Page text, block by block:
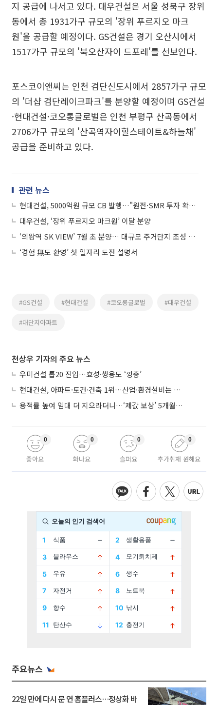
지 공급에 나서고 있다. 대우건설은 서울 성북구 장위
동에서 총 1931가구 규모의 '장위 푸르지오 마크
원'을 공급할 예정이다. GS건설은 경기 오산시에서
1517가구 규모의 '북오산자이 드포레'를 선보인다.
포스코이앤씨는 인천 검단신도시에서 2857가구 규모
의 '더샵 검단레이크파크'를 분양할 예정이며 GS건설
·현대건설·코오롱글로벌은 인천 부평구 산곡동에서
2706가구 규모의 '산곡역자이힐스테이트&하늘채'
공급을 준비하고 있다.
관련 뉴스
현대건설, 5000억원 규모 CB 발행…"원전·SMR 투자 확대"
대우건설, ‘장위 푸르지오 마크원’ 이달 분양
‘의왕역 SK VIEW’ 7월 초 분양… 대규모 주거단지 조성 예정
‘경험 無도 환영’ 첫 일자리 도전 설명서
#GS건설 #현대건설 #코오롱글로벌 #대우건설
#대단지아파트
천상우 기자의 주요 뉴스
우미건설 톱20 진입…효성·쌍용도 ‘껑충’
현대건설, 아파트·토건·건축 1위…산업·환경설비는 삼성E&A
용적률 높여 임대 더 지으라더니…‘제값 보상’ 5개월째 국회에 발목
좋아요
0
화나요
0
슬퍼요
0
추가취재 원해요
0
주요뉴스
22일 만에 다시 문 연 홈플러스…정상화 바